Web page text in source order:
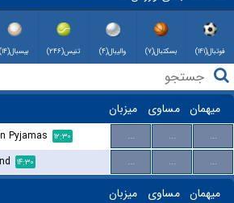
فوتبال(۱۴۱) بسکتبال(۷) والیبال(۴) تنیس(۲۴۶) بیسبال(۱۴)
میزبان مساوی میهمان
Pyjamas ۱۲:۳۰ ... ...
...
۱۴:۳۰ ... ...
...
میزبان مساوی میهمان